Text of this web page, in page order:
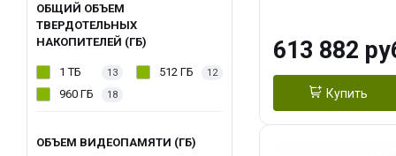
ОБЩИЙ ОБЪЕМ
ТВЕРДОТЕЛЬНЫХ
НАКОПИТЕЛЕЙ (ГБ)
1 ТБ 13 512 ГБ 12
960 ГБ 18
ОБЪЕМ ВИДЕОПАМЯТИ (ГБ)
Turbo/ 960 ГБ
613 882
Купить